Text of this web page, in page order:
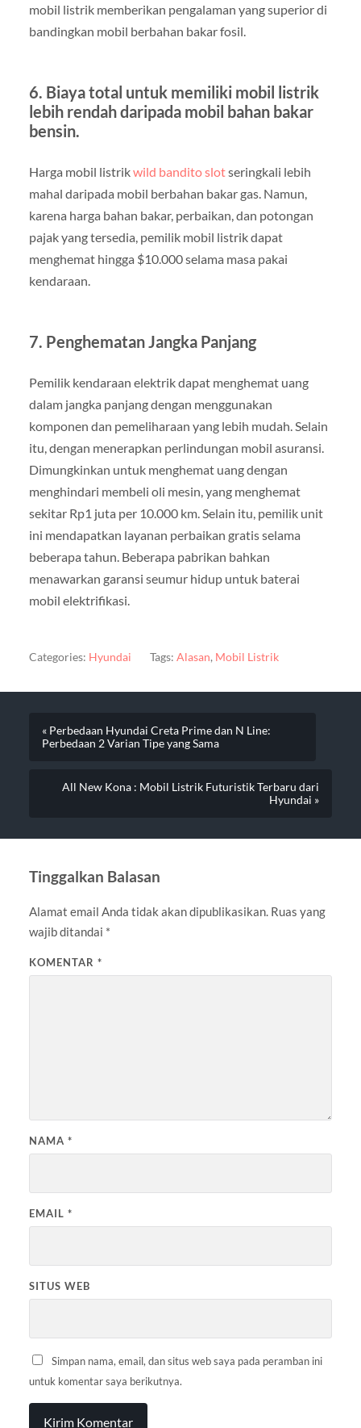
mobil listrik memberikan pengalaman yang superior di
bandingkan mobil berbahan bakar fosil.
6. Biaya total untuk memiliki mobil listrik
lebih rendah daripada mobil bahan bakar
bensin.
Harga mobil listrikwild bandito slotseringkali lebih
mahal daripada mobil berbahan bakar gas. Namun,
karena harga bahan bakar, perbaikan, dan potongan
pajak yang tersedia, pemilik mobil listrik dapat
menghemat hingga $10.000 selama masa pakai
kendaraan.
7. Penghematan Jangka Panjang
Pemilik kendaraan elektrik dapat menghemat uang
dalam jangka panjang dengan menggunakan
komponen dan pemeliharaan yang lebih mudah. Selain
itu, dengan menerapkan perlindungan mobil asuransi.
Dimungkinkan untuk menghemat uang dengan
menghindari membeli oli mesin, yang menghemat
sekitar Rp1 juta per 10.000 km. Selain itu, pemilik unit
ini mendapatkan layanan perbaikan gratis selama
beberapa tahun. Beberapa pabrikan bahkan
menawarkan garansi seumur hidup untuk baterai
mobil elektrifikasi.
Categories: Hyundai Tags: Alasan, Mobil Listrik
« Perbedaan Hyundai Creta Prime dan N Line:
Perbedaan 2 Varian Tipe yang Sama
All New Kona : Mobil Listrik Futuristik Terbaru dari
Hyundai »
Tinggalkan Balasan
Alamat email Anda tidak akan dipublikasikan. Ruas yang
wajib ditandai *
KOMENTAR *
NAMA *
EMAIL *
SITUS WEB
Simpan nama, email, dan situs web saya pada peramban ini
untuk komentar saya berikutnya.